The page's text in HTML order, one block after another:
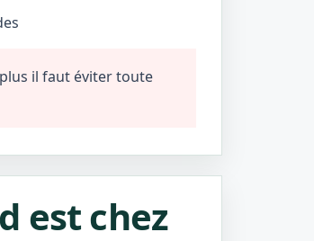
il faut éviter toute
est chez